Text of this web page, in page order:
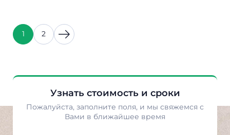
1 2
Узнать стоимость и сроки
Пожалуйста, заполните поля, и мы свяжемся с
Вами в ближайшее время